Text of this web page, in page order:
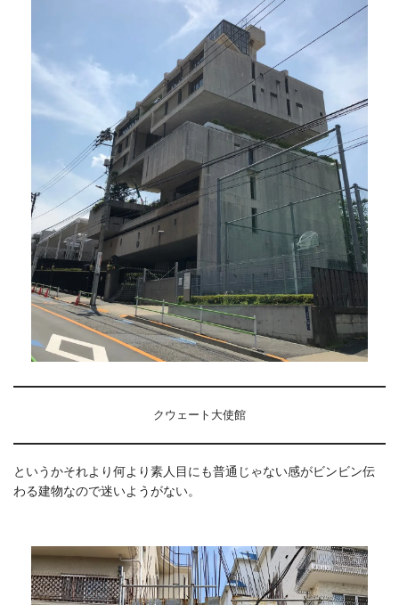
クウェート大使館
というかそれより何より素人目にも普通じゃない感がビンビン伝
わる建物なので迷いようがない。